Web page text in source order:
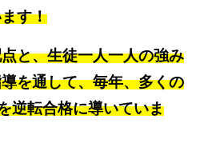
す！
と、生徒一人一人の強み
を通して、毎年、多くの
逆転合格に導いていま